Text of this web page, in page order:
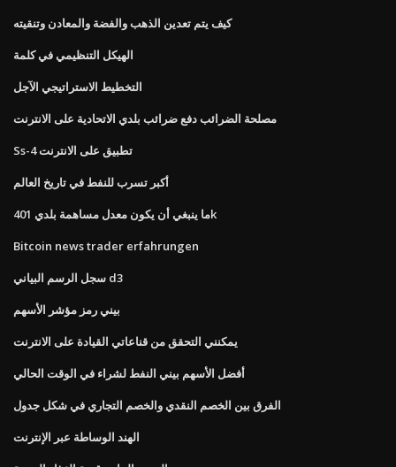
كيف يتم تعدين الذهب والفضة والمعادن وتنقيته
الهيكل التنظيمي في كلمة
التخطيط الاستراتيجي الآجل
مصلحة الضرائب دفع ضرائب بلدي الاتحادية على الانترنت
Ss-4 تطبيق على الانترنت
أكبر تسرب للنفط في تاريخ العالم
ما ينبغي أن يكون معدل مساهمة بلدي 401k
Bitcoin news trader erfahrungen
سجل الرسم البياني d3
بيني رمز مؤشر الأسهم
يمكنني التحقق من قناعاتي القيادة على الانترنت
أفضل الأسهم بيني النفط لشراء في الوقت الحالي
الفرق بين الخصم النقدي والخصم التجاري في شكل جدول
الهند الوساطة عبر الإنترنت